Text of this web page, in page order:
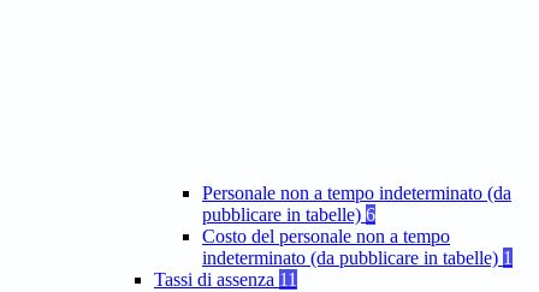
Personale non a tempo indeterminato (da
pubblicare in tabelle) 6
Costo del personale non a tempo
indeterminato (da pubblicare in tabelle) 1
Tassi di assenza 11